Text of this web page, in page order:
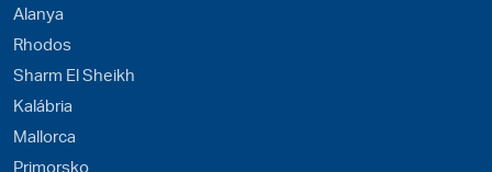
Alanya
Rhodos
Sharm El Sheikh
Kalábria
Mallorca
Primorsko